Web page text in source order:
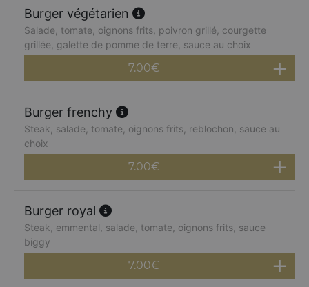
Burger végétarien
Salade, tomate, oignons frits, poivron grillé, courgette
grillée, galette de pomme de terre, sauce au choix
7.00€
Burger frenchy
Steak, salade, tomate, oignons frits, reblochon, sauce au
choix
7.00€
Burger royal
Steak, emmental, salade, tomate, oignons frits, sauce
biggy
7.00€